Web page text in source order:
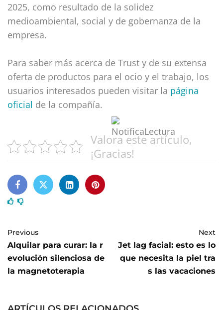
2025, como resultado de la solidez
medioambiental, social y de gobernanza de la
empresa.
Para saber más acerca de Trust y de su extensa
oferta de productos para el ocio y el trabajo, los
usuarios interesados pueden visitar la página
oficial de la compañía.
Valora este artículo,
¡Gracias!
Previous
Alquilar para curar: la r
evolución silenciosa de
la magnetoterapia
Next
Jet lag facial: esto es lo
que necesita la piel tra
s las vacaciones